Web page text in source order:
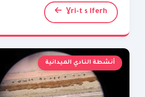
Ɣri-t s lferh
أنشطة النادي الميدانية